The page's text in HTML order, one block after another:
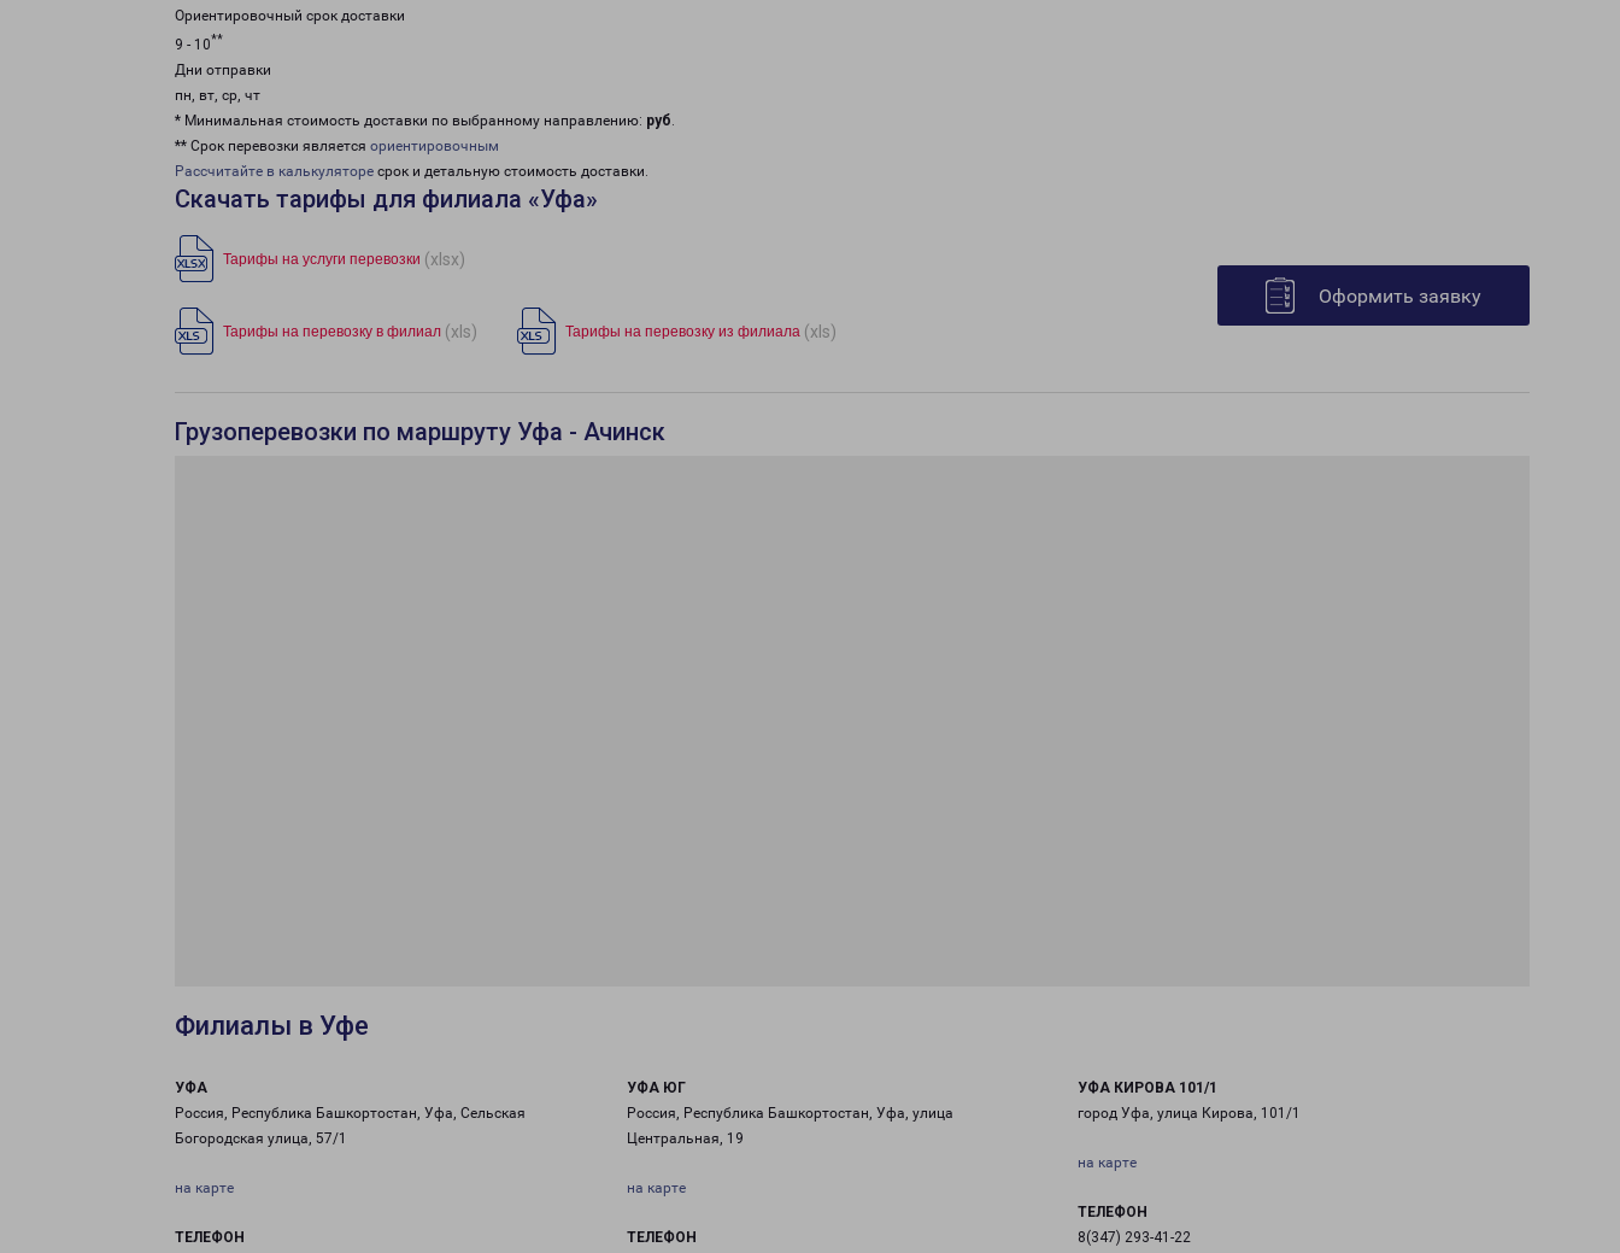
Ориентировочный срок доставки
9 - 10**
Дни отправки
пн, вт, ср, чт
* Минимальная стоимость доставки по выбранному направлению: руб.
** Срок перевозки является ориентировочным
Рассчитайте в калькуляторе срок и детальную стоимость доставки.
Скачать тарифы для филиала «Уфа»
Тарифы на услуги перевозки (xlsx)
Тарифы на перевозку в филиал (xls) Тарифы на перевозку из филиала (xls)
Оформить заявку
Грузоперевозки по маршруту Уфа - Ачинск
Филиалы в Уфе
УФА
Россия, Республика Башкортостан, Уфа, Сельская
Богородская улица, 57/1
на карте
ТЕЛЕФОН
УФА ЮГ
Россия, Республика Башкортостан, Уфа, улица
Центральная, 19
на карте
ТЕЛЕФОН
УФА КИРОВА 101/1
город Уфа, улица Кирова, 101/1
на карте
ТЕЛЕФОН
8(347) 293-41-22